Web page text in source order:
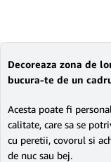
Decoreaza zona de
bucura-te de un
Acesta poate fi
calitate, care sa se
cu peretii, covorul si
de nuc sau bej.